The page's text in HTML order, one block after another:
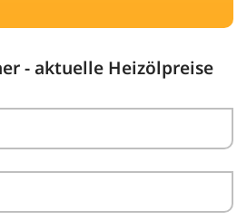
- aktuelle Heizölpreise